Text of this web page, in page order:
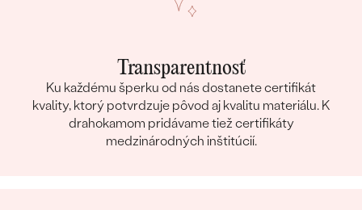
Transparentnosť
Ku každému šperku od nás dostanete certifikát
kvality, ktorý potvrdzuje pôvod aj kvalitu materiálu. K
drahokamom pridávame tiež certifikáty
medzinárodných inštitúcií.